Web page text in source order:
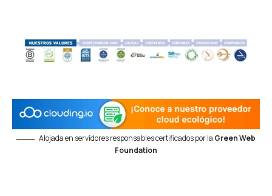
Alojada en servidores responsables certificados por la Green Web
Foundation